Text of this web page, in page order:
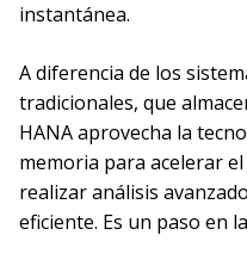
instantánea.
A diferencia de los
tradicionales, que
HANA aprovecha la
memoria para acelerar
realizar análisis
eficiente. Es un paso en